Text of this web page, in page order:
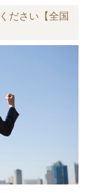
ださい【全国